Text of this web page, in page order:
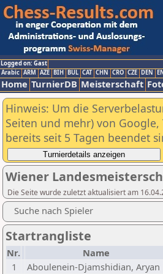
Logged on: Gast
Arabic ARM AZE BIH BUL CAT CHN CRO CZE DEN
Home TurnierDB Meisterschaft
Hinweis: Um die
Seiten und mehr) von
bereits seit 5 Tagen beendet
Wiener
Die Seite wurde zuletzt aktualisiert am
Suche nach Spieler
Startrangliste
Nr. Name
1
Aboulenein-Djamshidian, Aryan